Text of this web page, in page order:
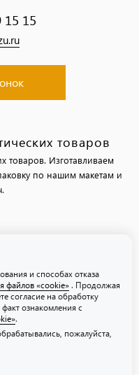
15 15
товаров
товаров. Изготавливаем
по нашим макетам и
«cookie»
и способах отказа
файлов «cookie» . Продолжая
согласие на обработку
ознакомления с
.
пожалуйста,